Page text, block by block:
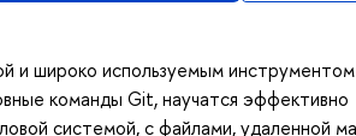
и широко используемым инструментом
команды Git, научатся эффективно
системой, с файлами, удаленной